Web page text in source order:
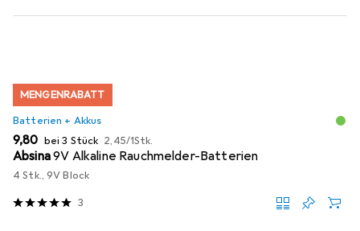
MENGENRABATT
Batterien + Akkus
EUR
9,80 bei 3 Stück EUR
2,45/1Stk.
Absina9V Alkaline Rauchmelder-Batterien
4 Stk., 9V Block
3